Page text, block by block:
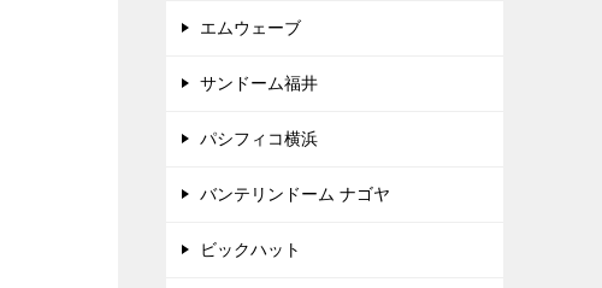
エムウェーブ
サンドーム福井
パシフィコ横浜
バンテリンドーム ナゴヤ
ビックハット